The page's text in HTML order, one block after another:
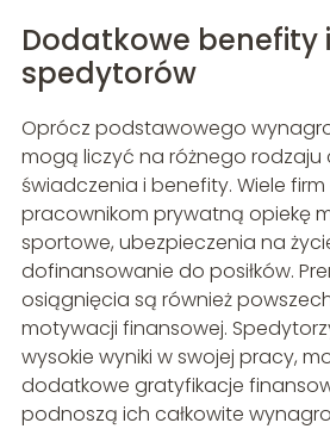
Dodatkowe benefity
spedytorów
Oprócz podstawowego
mogą liczyć na różnego
świadczenia i benefity. Wiele
pracownikom prywatną opiekę
sportowe, ubezpieczenia na
dofinansowanie do posiłków.
osiągnięcia są również
motywacji finansowej.
wysokie wyniki w swojej pracy,
dodatkowe gratyfikacje
podnoszą ich całkowite